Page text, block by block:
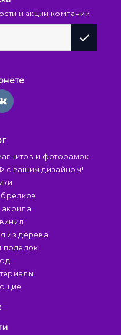
и акции компании
и фоторамок
с вашим дизайном!
акрила
из дерева
поделок